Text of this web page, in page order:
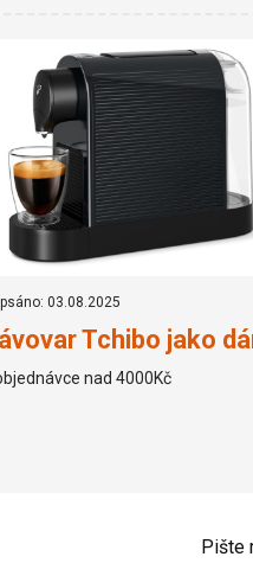
03.08.2025
Tchibo jako
nad 4000Kč
Pište